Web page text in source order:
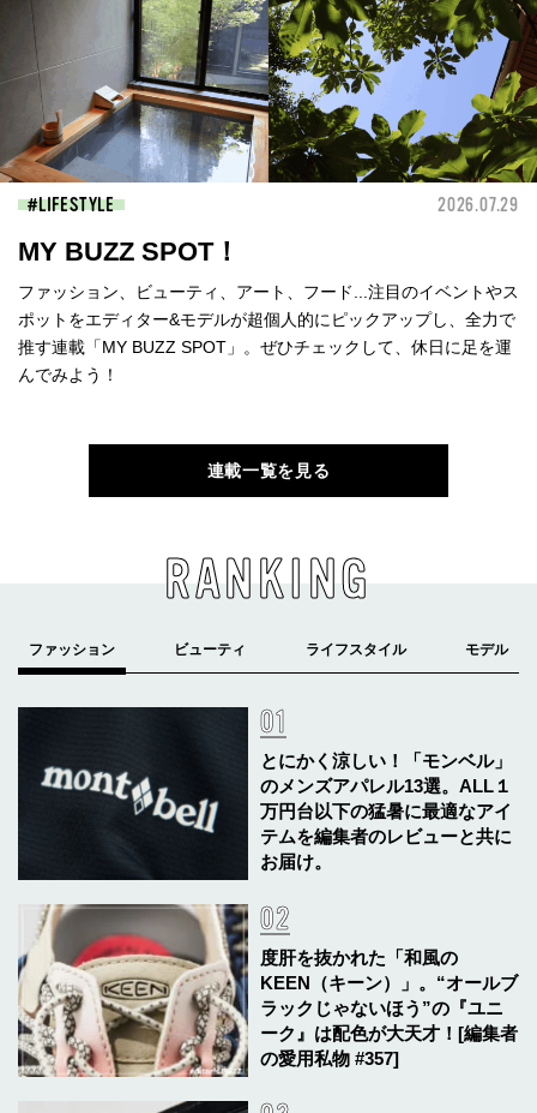
LIFESTYLE 2026.07.29
MY BUZZ SPOT！
ファッション、ビューティ、アート、フード...注目のイベントやス
ポットをエディター&モデルが超個人的にピックアップし、全力で
推す連載「MY BUZZ SPOT」。ぜひチェックして、休日に足を運
んでみよう！
連載一覧を見る
RANKING
とにかく涼しい！「モンベル」
のメンズアパレル13選。ALL１
万円台以下の猛暑に最適なアイ
テムを編集者のレビューと共に
お届け。
度肝を抜かれた「和風の
KEEN（キーン）」。“オールブ
ラックじゃないほう”の『ユニ
ーク』は配色が大天才！[編集者
の愛用私物 #357]